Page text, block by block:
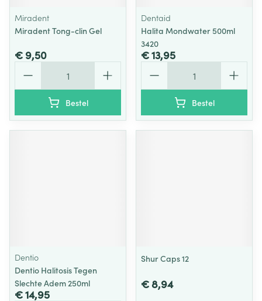
Miradent
Miradent Tong-clin Gel
€ 9,50
Bestel
Dentaid
Halita Mondwater 500ml
3420
€ 13,95
Bestel
Dentio
Dentio Halitosis Tegen
Slechte Adem 250ml
€ 14,95
Shur Caps 12
€ 8,94